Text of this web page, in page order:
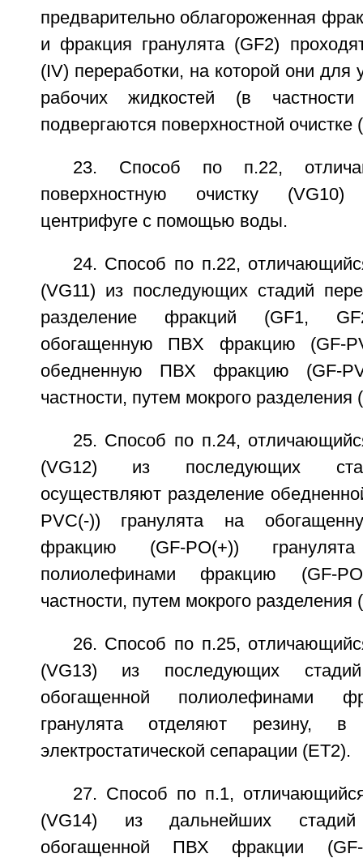
предварительно облагороженная
и фракция гранулята (GF2)
(IV) переработки, на которой они
рабочих жидкостей (в
подвергаются поверхностной очистке
23. Способ по п.22,
поверхностную очистку
центрифуге с помощью воды.
24. Способ по п.22,
(VG11) из последующих стадий
разделение фракций (GF1,
обогащенную ПВХ фракцию (GF-
обедненную ПВХ фракцию (GF-
частности, путем мокрого разделения
25. Способ по п.24,
(VG12) из последующих
осуществляют разделение
PVC(-)) гранулята на
фракцию (GF-PO(+))
полиолефинами фракцию (GF-
частности, путем мокрого разделения
26. Способ по п.25,
(VG13) из последующих
обогащенной полиолефинами
гранулята отделяют резину, в
электростатической сепарации (ЕТ2).
27. Способ по п.1,
(VG14) из дальнейших
обогащенной ПВХ фракции (GF-